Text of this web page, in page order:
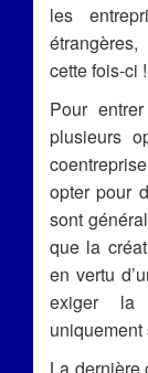
les
cette fois-ci !
Pour
plusieurs
opter pour
sont
que la
en vertu
exiger la
uniquement